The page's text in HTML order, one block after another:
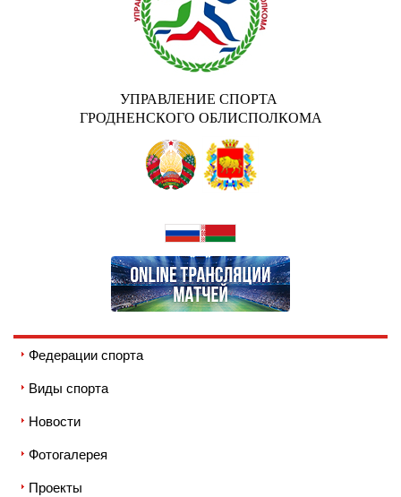
УПРАВЛЕНИЕ СПОРТА
ГРОДНЕНСКОГО ОБЛИСПОЛКОМА
Федерации спорта
Виды спорта
Новости
Фотогалерея
Проекты